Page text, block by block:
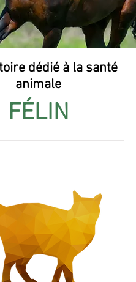
dédié à la santé
animale
FÉLIN